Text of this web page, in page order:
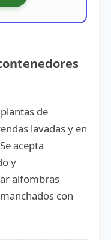
de
lavadas y en
acepta
y
alfombras
con